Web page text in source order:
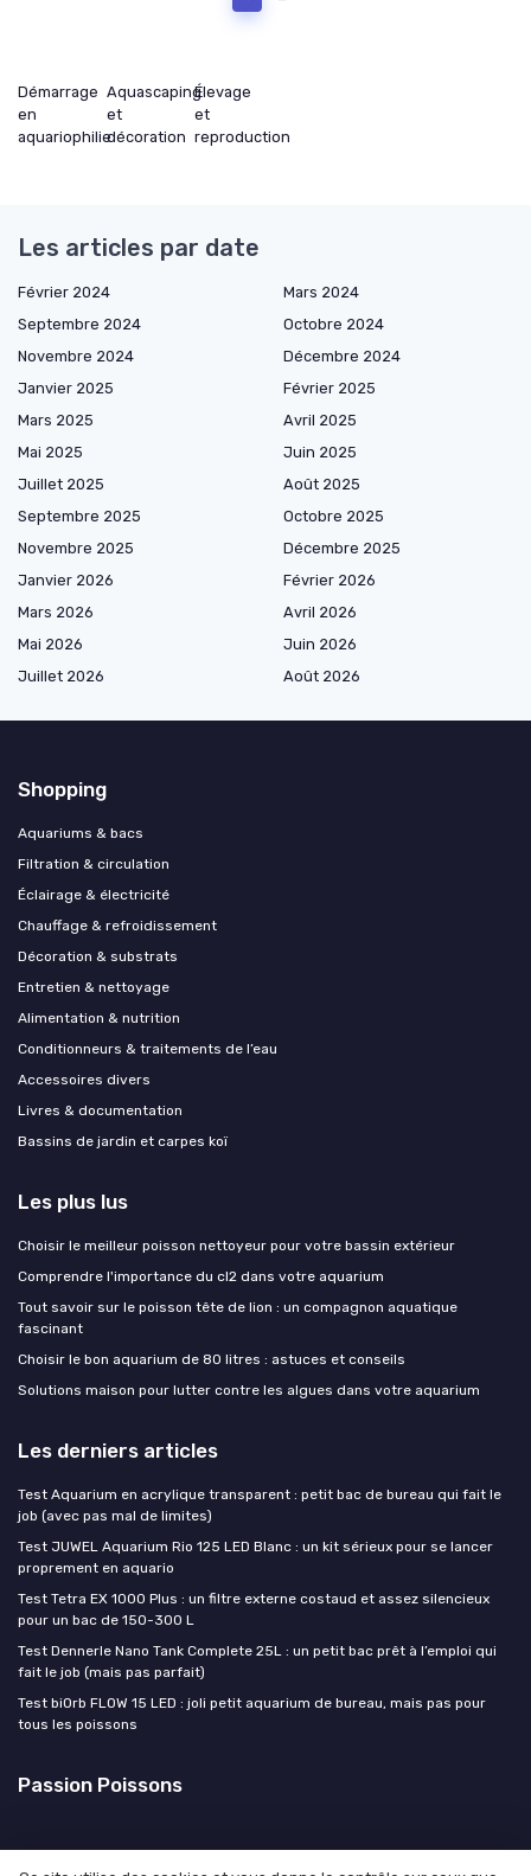
Démarrage
en
aquariophilie
Aquascaping
et
décoration
Élevage
et
reproduction
Les articles par date
Février 2024
Mars 2024
Septembre 2024
Octobre 2024
Novembre 2024
Décembre 2024
Janvier 2025
Février 2025
Mars 2025
Avril 2025
Mai 2025
Juin 2025
Juillet 2025
Août 2025
Septembre 2025
Octobre 2025
Novembre 2025
Décembre 2025
Janvier 2026
Février 2026
Mars 2026
Avril 2026
Mai 2026
Juin 2026
Juillet 2026
Août 2026
Shopping
Aquariums & bacs
Filtration & circulation
Éclairage & électricité
Chauffage & refroidissement
Décoration & substrats
Entretien & nettoyage
Alimentation & nutrition
Conditionneurs & traitements de l’eau
Accessoires divers
Livres & documentation
Bassins de jardin et carpes koï
Les plus lus
Choisir le meilleur poisson nettoyeur pour votre bassin extérieur
Comprendre l'importance du cl2 dans votre aquarium
Tout savoir sur le poisson tête de lion : un compagnon aquatique
fascinant
Choisir le bon aquarium de 80 litres : astuces et conseils
Solutions maison pour lutter contre les algues dans votre aquarium
Les derniers articles
Test Aquarium en acrylique transparent : petit bac de bureau qui fait le
job (avec pas mal de limites)
Test JUWEL Aquarium Rio 125 LED Blanc : un kit sérieux pour se lancer
proprement en aquario
Test Tetra EX 1000 Plus : un filtre externe costaud et assez silencieux
pour un bac de 150-300 L
Test Dennerle Nano Tank Complete 25L : un petit bac prêt à l’emploi qui
fait le job (mais pas parfait)
Test biOrb FLOW 15 LED : joli petit aquarium de bureau, mais pas pour
tous les poissons
Passion Poissons